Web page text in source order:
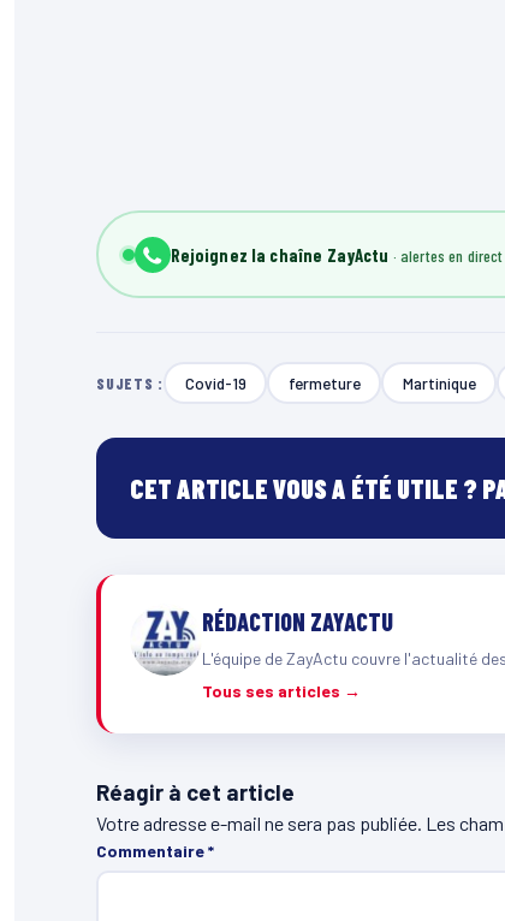
Rejoignez la chaîne ZayActu
SUJETS : Covid-19 fermeture Martinique
CET ARTICLE VOUS A ÉTÉ UTILE ?
RÉDACTION ZAYACTU
L'équipe de ZayActu couvre l'actualité
Tous ses articles →
Réagir à cet article
Votre adresse e-mail ne sera pas publiée. Les
Commentaire*